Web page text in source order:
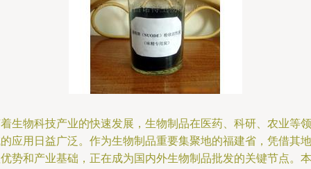
生物科技产业的快速发展，生物制品在医药、科研、农业等领
应用日益广泛。作为生物制品重要集聚地的福建省，凭借其地
势和产业基础，正在成为国内外生物制品批发的关键节点。本